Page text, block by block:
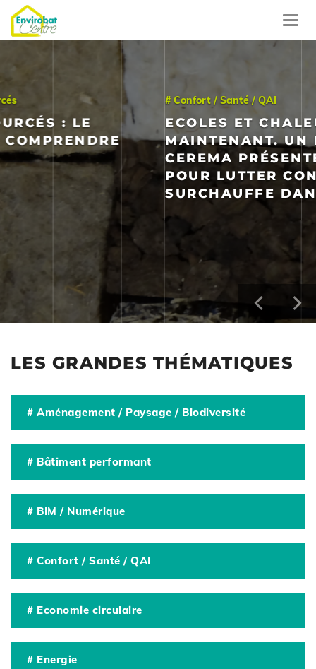
au
contenu
# Confort / Santé / QAI
ECOLES ET CHALEUR : AGIR
MAINTENANT. UN LIVRET DU
CEREMA PRÉSENTE LES CLEFS
POUR LUTTER CONTRE LA
SURCHAUFFE DANS LES ÉCOLES
LES GRANDES THÉMATIQUES
# Aménagement / Paysage / Biodiversité
# Bâtiment performant
# BIM / Numérique
# Confort / Santé / QAI
# Economie circulaire
# Energie